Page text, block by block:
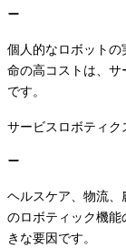
個人的なロボット
命の高コストは、
です。
サービスロボティ
ヘルスケア、物流
のロボティック機
きな要因です。